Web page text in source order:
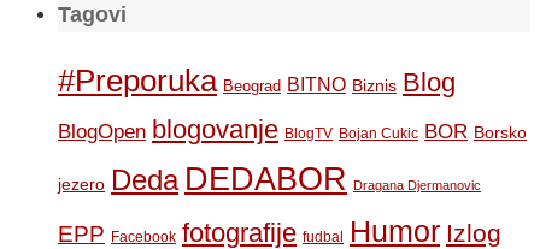
Tagovi
#Preporuka Beograd BITNO Biznis Blog
BlogOpen blogovanje BlogTV Bojan Cukic BOR Borsko
jezero Deda DEDABOR Dragana Djermanovic
EPP Facebook fotografije fudbal Humor Izlog